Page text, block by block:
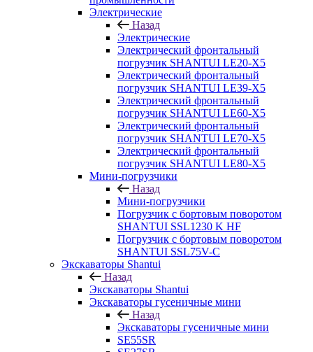
Электрические
Назад
Электрические
Электрический фронтальный
погрузчик SHANTUI LE20-X5
Электрический фронтальный
погрузчик SHANTUI LE39-X5
Электрический фронтальный
погрузчик SHANTUI LE60-X5
Электрический фронтальный
погрузчик SHANTUI LE70-X5
Электрический фронтальный
погрузчик SHANTUI LE80-X5
Мини-погрузчики
Назад
Мини-погрузчики
Погрузчик с бортовым поворотом
SHANTUI SSL1230 K HF
Погрузчик с бортовым поворотом
SHANTUI SSL75V-C
Экскаваторы Shantui
Назад
Экскаваторы Shantui
Экскаваторы гусеничные мини
Назад
Экскаваторы гусеничные мини
SE55SR